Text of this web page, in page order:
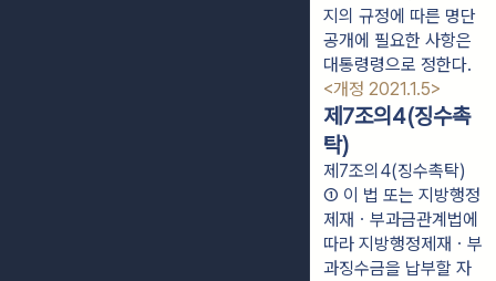
지의 규정에 따른 명단
공개에 필요한 사항은
<개정 2021.1.5>
제7조의4(징수촉
탁)
제7조의4(징수촉탁)
① 이 법 또는 지방행정
제재ㆍ부과금관계법에
따라 지방행정제재ㆍ부
과징수금을 납부할 자